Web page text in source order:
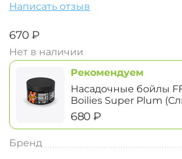
Написать отзыв
‍670‍ ₽
Нет в наличии
Рекомендуем
Насадочные бойлы
Boilies Super Plum
‍680‍ ₽
Бренд